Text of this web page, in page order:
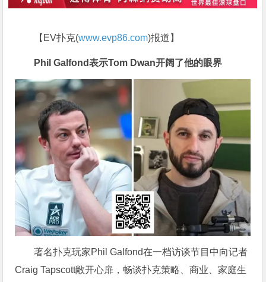
【EV扑克(www.evp86.com)报道】
Phil Galfond表示Tom Dwan开阔了他的眼界
著名扑克玩家Phil Galfond在一档访谈节目中向记者
Craig Tapscott敞开心扉，畅谈扑克策略、商业、家庭生